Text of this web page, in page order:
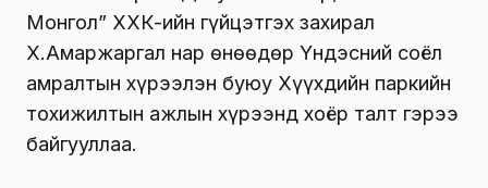
Монгол” ХХК-ийн гүйцэтгэх захирал
Х.Амаржаргал нар өнөөдөр Үндэсний соёл
амралтын хүрээлэн буюу Хүүхдийн паркийн
тохижилтын ажлын хүрээнд хоёр талт гэрээ
байгууллаа.